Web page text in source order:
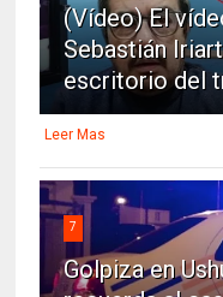
(Vídeo) El
Sebastián
escritorio del
Leer Mas
7
Golpiza en